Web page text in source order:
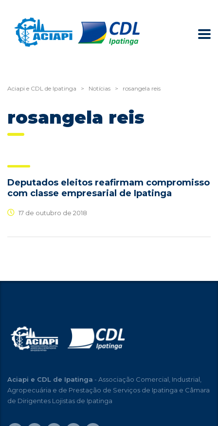
Aciapi e CDL de Ipatinga > Notícias > rosangela reis
rosangela reis
Deputados eleitos reafirmam compromisso
com classe empresarial de Ipatinga
17 de outubro de 2018
Aciapi e CDL de Ipatinga - Associação Comercial, Industrial,
Agropecuária e de Prestação de Serviços de Ipatinga e Câmara
de Dirigentes Lojistas de Ipatinga